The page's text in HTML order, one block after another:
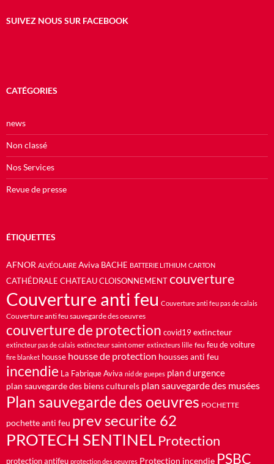
SUIVEZ NOUS SUR FACEBOOK
CATÉGORIES
news
Non classé
Nos Services
Revue de presse
ÉTIQUETTES
AFNOR ALVÉOLAIRE Aviva BACHE BATTERIE LITHIUM CARTON
CATHÉDRALE CHATEAU CLOISONNEMENT couverture
Couverture anti feu Couverture anti feu pas de calais
Couverture anti feu sauvegarde des oeuvres
couverture de protection covid19 extincteur
extincteur pas de calais extincteur saint omer extincteurs lille feu feu de voiture
fire blanket housse housse de protection housses anti feu
incendie La Fabrique Aviva nid de guepes plan d urgence
plan sauvegarde des biens culturels plan sauvegarde des musées
Plan sauvegarde des oeuvres POCHETTE
pochette anti feu prev securite 62
PROTECH SENTINELProtection
protection antifeu protection des oeuvres Protection incendie PSBC